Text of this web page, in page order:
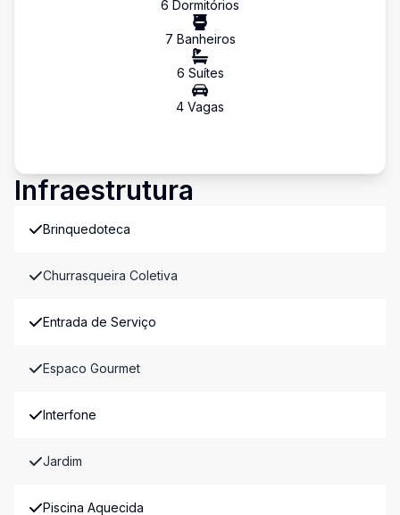
6 Dormitórios
7 Banheiros
6 Suítes
4 Vagas
Infraestrutura
Brinquedoteca
Churrasqueira Coletiva
Entrada de Serviço
Espaco Gourmet
Interfone
Jardim
Piscina Aquecida